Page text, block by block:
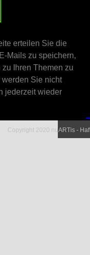
erteilen Sie die
Mails zu speichern,
Ihren Themen zu
Sie nicht
jederzeit wieder
..
Copyright 2020 nuARTis -